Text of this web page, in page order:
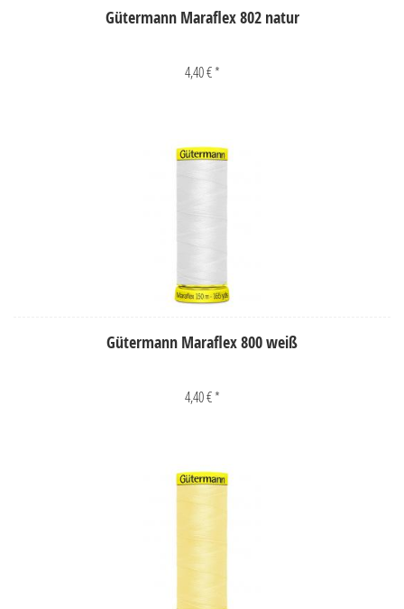
Gütermann Maraflex 802 natur
4,40 € *
Gütermann Maraflex 800 weiß
4,40 € *